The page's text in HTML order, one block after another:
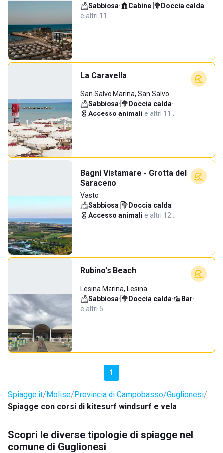
Sabbiosa· Cabine· Doccia calda·
e altri 11…
La Caravella
San Salvo Marina, San Salvo
Sabbiosa· Doccia calda·
Accesso animali·e altri 11…
Bagni Vistamare - Grotta del
Saraceno
Vasto
Sabbiosa· Doccia calda·
Accesso animali·e altri 12…
Rubino's Beach
Lesina Marina, Lesina
Sabbiosa· Doccia calda· Bar·
e altri 5…
1
Spiagge.it Molise Provincia di Campobasso Guglionesi
Spiagge con corsi di kitesurf windsurf e vela
Scopri le diverse tipologie di spiagge nel
comune di Guglionesi